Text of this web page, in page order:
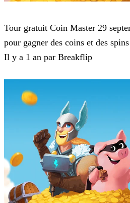
Tour gratuit Coin Master 29
pour gagner des coins et des
Il y a 1 an par Breakflip